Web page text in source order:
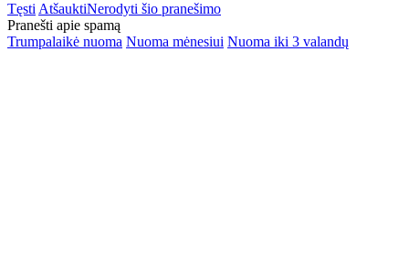
Tęsti AtšauktiNerodyti šio pranešimo
Pranešti apie spamą
Trumpalaikė nuoma Nuoma mėnesiui Nuoma iki 3 valandų